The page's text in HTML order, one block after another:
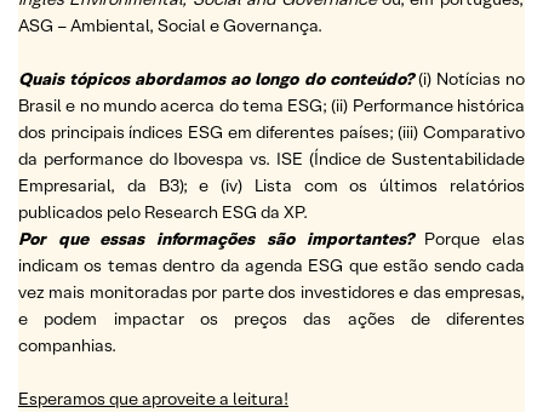
ASG – Ambiental, Social e Governança.
Quais tópicos abordamos ao longo do conteúdo? (i) Notícias no
Brasil e no mundo acerca do tema ESG; (ii) Performance histórica
dos principais índices ESG em diferentes países; (iii) Comparativo
da performance do Ibovespa vs. ISE (Índice de Sustentabilidade
Empresarial, da B3); e (iv) Lista com os últimos relatórios
publicados pelo Research ESG da XP.
Por que essas informações são importantes? Porque elas
indicam os temas dentro da agenda ESG que estão sendo cada
vez mais monitoradas por parte dos investidores e das empresas,
e podem impactar os preços das ações de diferentes
companhias.
Esperamos que aproveite a leitura!